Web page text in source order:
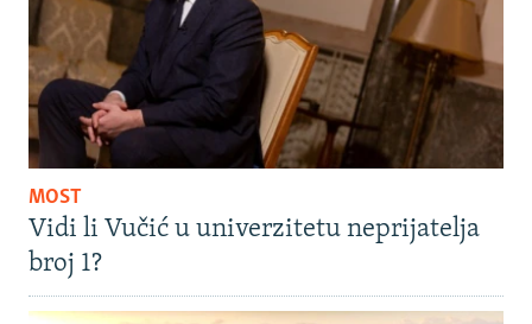
MOST
Vidi li Vučić u univerzitetu neprijatelja
broj 1?